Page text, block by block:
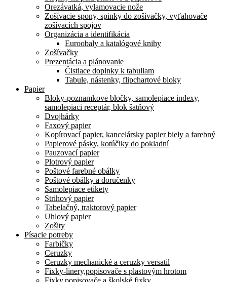
Orezávatká, vylamovacie nože
Zošívacie spony, spinky do zošívačky, vyťahovače
zošívacích spojov
Organizácia a identifikácia
Euroobaly a katalógové knihy
Zošívačky
Prezentácia a plánovanie
Čistiace doplnky k tabuliam
Tabule, nástenky, flipchartové bloky
Papier
Bloky-poznamkove bločky, samolepiace indexy,
samolepiaci receptár, blok šatňový
Dvojhárky
Faxový papier
Kopírovací papier, kancelársky papier biely a farebný
Papierové pásky, kotúčiky do pokladní
Pauzovací papier
Plotrový papier
Poštové farebné obálky
Poštové obálky a doručenky
Samolepiace etikety
Strihový papier
Tabelačný, traktorový papier
Uhlový papier
Zošity
Písacie potreby
Farbičky
Ceruzky
Ceruzky mechanické a ceruzky versatil
Fixky-linery,popisovače s plastovým hrotom
Fixky,popisovače a školské fixky